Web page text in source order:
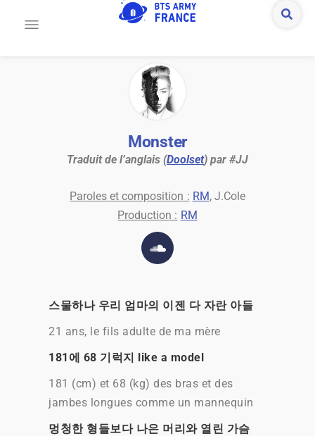
Monster
Traduit de l’anglais (Doolset) par #JJ
Paroles et composition : RM, J.Cole
Production : RM
스물하나 우리 엄마의 이젠 다 자란 아들
21 ans, le fils adulte de ma mère
181에 68 기럭지 like a model
181 (cm) et 68 (kg) des bras et des
jambes longues comme un mannequin
멍청한 형들보다 나은 머리와 열린 가슴